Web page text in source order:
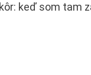
keď som tam